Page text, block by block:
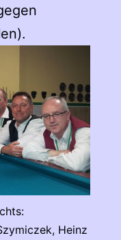
Heinz